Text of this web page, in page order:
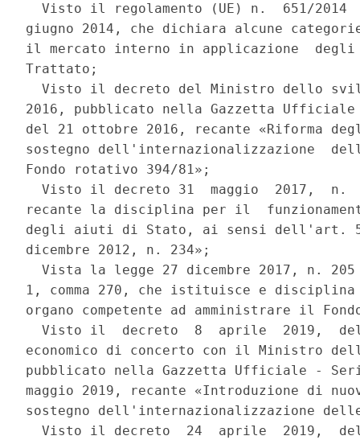
Visto il regolamento (UE) n.  651/2014
giugno 2014, che dichiara alcune
il mercato interno in applicazione
Trattato;
Visto il decreto del Ministro dello
2016, pubblicato nella Gazzetta
del 21 ottobre 2016, recante «Riforma
sostegno dell'internazionalizzazione
Fondo rotativo 394/81»;
Visto il decreto 31  maggio  2017,  n.
recante la disciplina per il
degli aiuti di Stato, ai sensi dell'art.
dicembre 2012, n. 234»;
Vista la legge 27 dicembre 2017, n.
1, comma 270, che istituisce e
organo competente ad amministrare il
Visto il  decreto  8  aprile  2019,
economico di concerto con il Ministro
pubblicato nella Gazzetta Ufficiale -
maggio 2019, recante «Introduzione di
sostegno dell'internazionalizzazione
Visto il decreto  24  aprile  2019,